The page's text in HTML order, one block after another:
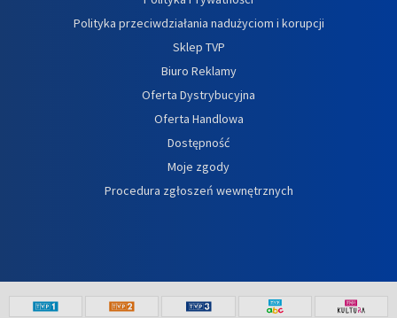
Polityka przeciwdziałania nadużyciom i korupcji
Sklep TVP
Biuro Reklamy
Oferta Dystrybucyjna
Oferta Handlowa
Dostępność
Moje zgody
Procedura zgłoszeń wewnętrznych